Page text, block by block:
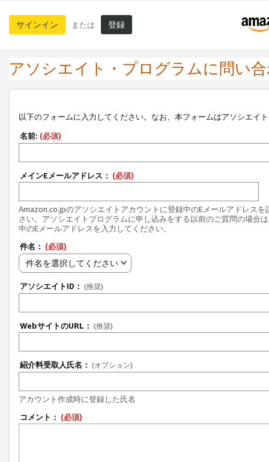
サインイン または 登録
アソシエイト・プログラムに問い
以下のフォームに入力してください。なお、本フォームはアソシエイ
名前: (必須)
メインEメールアドレス： (必須)
Amazon.co.jpのアソシエイトアカウントに登録中のEメールアドレスを
さい。アソシエイトプログラムに申し込みをする以前のご質問の場合
中のEメールアドレスを入力してください。
件名： (必須)
件名を選択してください
アソシエイトID： (推奨)
WebサイトのURL： (推奨)
紹介料受取人氏名： (オプション)
アカウント作成時に登録した氏名
コメント： (必須)